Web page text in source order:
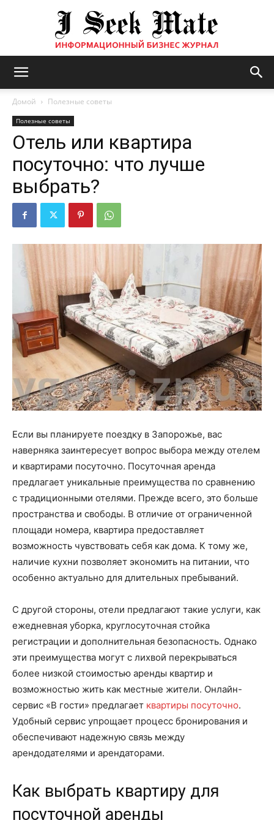
журнал
ISM
Домой Полезные советы
Полезные советы
Отель или квартира
посуточно: что лучше
выбрать?
Если вы планируете поездку в Запорожье, вас
наверняка заинтересует вопрос выбора между отелем
и квартирами посуточно. Посуточная аренда
предлагает уникальные преимущества по сравнению
с традиционными отелями. Прежде всего, это больше
пространства и свободы. В отличие от ограниченной
площади номера, квартира предоставляет
возможность чувствовать себя как дома. К тому же,
наличие кухни позволяет экономить на питании, что
особенно актуально для длительных пребываний.
С другой стороны, отели предлагают такие услуги, как
ежедневная уборка, круглосуточная стойка
регистрации и дополнительная безопасность. Однако
эти преимущества могут с лихвой перекрываться
более низкой стоимостью аренды квартир и
возможностью жить как местные жители. Онлайн-
сервис «В гости» предлагает квартиры посуточно.
Удобный сервис упрощает процесс бронирования и
обеспечивают надежную связь между
арендодателями и арендаторами.
Как выбрать квартиру для
посуточной аренды